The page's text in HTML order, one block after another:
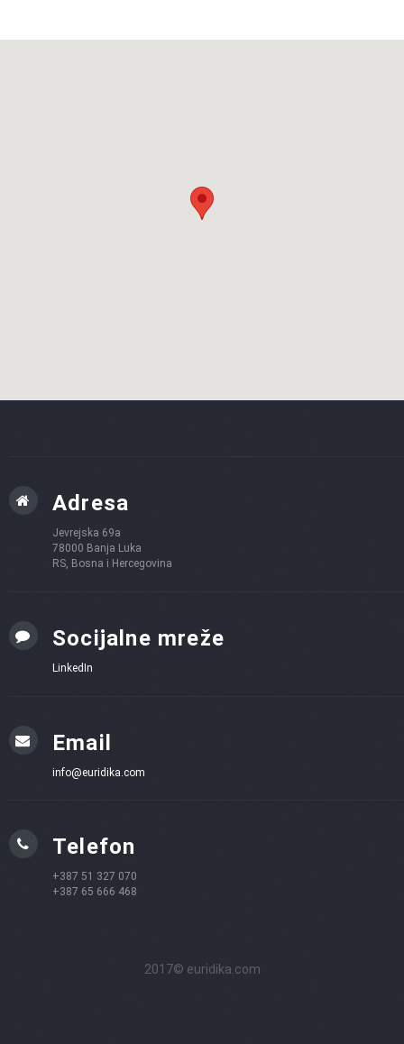
Adresa
Jevrejska 69a
78000 Banja Luka
RS, Bosna i Hercegovina
Socijalne mreže
LinkedIn
Email
info@euridika.com
Telefon
+387 51 327 070
+387 65 666 468
2017© euridika.com